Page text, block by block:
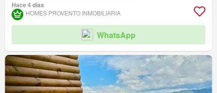
Hace 4 días
HOMES PROVENTO INMOBILIARIA
WhatsApp